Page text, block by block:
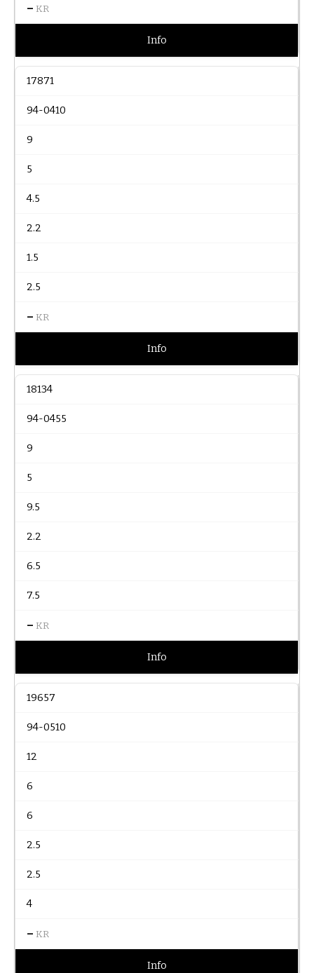
– KR
Info
17871
94-0410
9
5
4.5
2.2
1.5
2.5
– KR
Info
18134
94-0455
9
5
9.5
2.2
6.5
7.5
– KR
Info
19657
94-0510
12
6
6
2.5
2.5
4
– KR
Info